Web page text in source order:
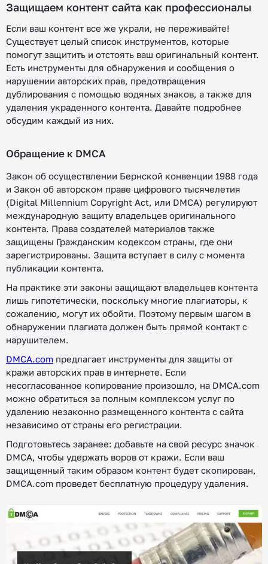
Защищаем контент сайта как профессионалы
Если ваш контент все же украли, не переживайте!
Существует целый список инструментов, которые
помогут защитить и отстоять ваш оригинальный контент.
Есть инструменты для обнаружения и сообщения о
нарушении авторских прав, предотвращения
дублирования с помощью водяных знаков, а также для
удаления украденного контента. Давайте подробнее
обсудим каждый из них.
Обращение к DMCA
Закон об осуществлении Бернской конвенции 1988 года
и Закон об авторском праве цифрового тысячелетия
(Digital Millennium Copyright Act, или DMCA) регулируют
международную защиту владельцев оригинального
контента. Права создателей материалов также
защищены Гражданским кодексом страны, где они
зарегистрированы. Защита вступает в силу с момента
публикации контента.
На практике эти законы защищают владельцев контента
лишь гипотетически, поскольку многие плагиаторы, к
сожалению, могут их обойти. Поэтому первым шагом в
обнаружении плагиата должен быть прямой контакт с
нарушителем.
DMCA.com предлагает инструменты для защиты от
кражи авторских прав в интернете. Если
несогласованное копирование произошло, на DMCA.com
можно обратиться за полным комплексом услуг по
удалению незаконно размещенного контента с сайта
независимо от страны его регистрации.
Подготовьтесь заранее: добавьте на свой ресурс значок
DMCA, чтобы удержать воров от кражи. Если ваш
защищенный таким образом контент будет скопирован,
DMCA.com проведет бесплатную процедуру удаления.